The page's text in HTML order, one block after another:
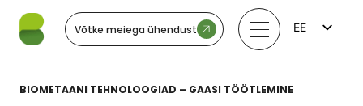
Võtke meiega ühendust
EE
BIOMETAANI TEHNOLOOGIAD – GAASI TÖÖTLEMINE